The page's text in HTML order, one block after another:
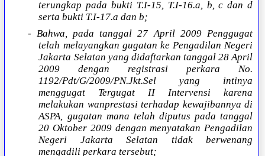
terungkap pada bukti T.I-15, T.I-16.a, b, c dan d
serta bukti T.I-17.a dan b;
- Bahwa, pada tanggal 27 April 2009 Penggugat
telah melayangkan gugatan ke Pengadilan Negeri
Jakarta Selatan yang didaftarkan tanggal 28 April
2009 dengan registrasi perkara No.
1192/Pdt/G/2009/PN.Jkt.Sel yang intinya
menggugat Tergugat II Intervensi karena
melakukan wanprestasi terhadap kewajibannya di
ASPA, gugatan mana telah diputus pada tanggal
20 Oktober 2009 dengan menyatakan Pengadilan
Negeri Jakarta Selatan tidak berwenang
mengadili perkara tersebut;